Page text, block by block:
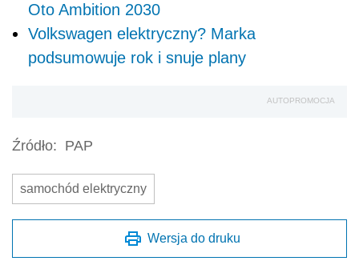
Oto Ambition 2030
Volkswagen elektryczny? Marka
podsumowuje rok i snuje plany
AUTOPROMOCJA
Źródło: PAP
samochód elektryczny
Wersja do druku